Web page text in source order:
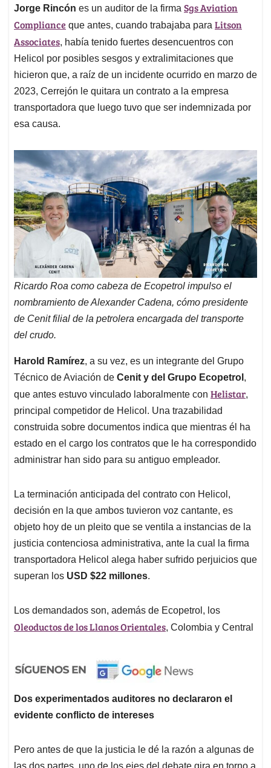
Jorge Rincón es un auditor de la firma Sgs Aviation
Compliance que antes, cuando trabajaba para Litson
Associates, había tenido fuertes desencuentros con
Helicol por posibles sesgos y extralimitaciones que
hicieron que, a raíz de un incidente ocurrido en marzo de
2023, Cerrejón le quitara un contrato a la empresa
transportadora que luego tuvo que ser indemnizada por
esa causa.
Ricardo Roa como cabeza de Ecopetrol impulso el
nombramiento de Alexander Cadena, cómo presidente
de Cenit filial de la petrolera encargada del transporte
del crudo.
Harold Ramírez, a su vez, es un integrante del Grupo
Técnico de Aviación de Cenit y del Grupo Ecopetrol ,
que antes estuvo vinculado laboralmente con Helistar,
principal competidor de Helicol. Una trazabilidad
construida sobre documentos indica que mientras él ha
estado en el cargo los contratos que le ha correspondido
administrar han sido para su antiguo empleador.
La terminación anticipada del contrato con Helicol,
decisión en la que ambos tuvieron voz cantante, es
objeto hoy de un pleito que se ventila a instancias de la
justicia contenciosa administrativa, ante la cual la firma
transportadora Helicol alega haber sufrido perjuicios que
superan los USD $22 millones.
Los demandados son, además de Ecopetrol, los
Oleoductos de los Llanos Orientales, Colombia y Central
Dos experimentados auditores no declararon el
evidente conflicto de intereses
Pero antes de que la justicia le dé la razón a algunas de
las dos partes, uno de los ejes del debate gira en torno a